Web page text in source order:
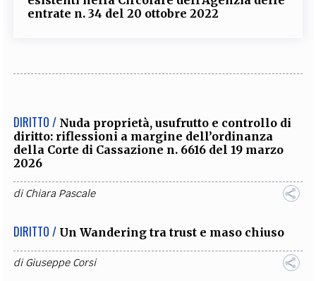
entrate n. 34 del 20 ottobre 2022
DIRITTO / Nuda proprietà, usufrutto e controllo di
diritto: riflessioni a margine dell’ordinanza
della Corte di Cassazione n. 6616 del 19 marzo
2026
diChiara Pascale
DIRITTO / Un Wandering tra trust e maso chiuso
diGiuseppe Corsi